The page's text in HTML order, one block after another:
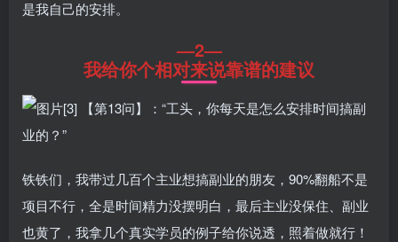
是我自己的安排。
—2—
我给你个相对来说靠谱的建议
铁铁们，我带过几百个主业想搞副业的朋友，90%翻船不是
项目不行，全是时间精力没摆明白，最后主业没保住、副业
也黄了，我拿几个真实学员的例子给你说透，照着做就行！